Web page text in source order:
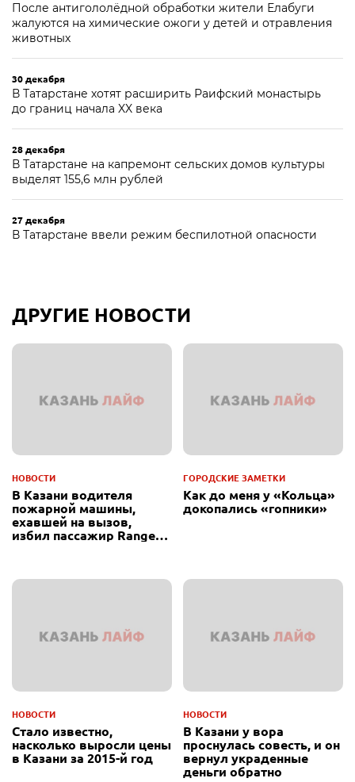
После антигололёдной обработки жители Елабуги
жалуются на химические ожоги у детей и отравления
животных
30 декабря
В Татарстане хотят расширить Раифский монастырь
до границ начала XX века
28 декабря
В Татарстане на капремонт сельских домов культуры
выделят 155,6 млн рублей
27 декабря
В Татарстане ввели режим беспилотной опасности
ДРУГИЕ НОВОСТИ
НОВОСТИ
В Казани водителя
пожарной машины,
ехавшей на вызов,
избил пассажир Range
ГОРОДСКИЕ ЗАМЕТКИ
Как до меня у «Кольца»
докопались «гопники»
НОВОСТИ
Стало известно,
насколько выросли цены
в Казани за 2015-й год
НОВОСТИ
В Казани у вора
проснулась совесть, и он
вернул украденные
деньги обратно